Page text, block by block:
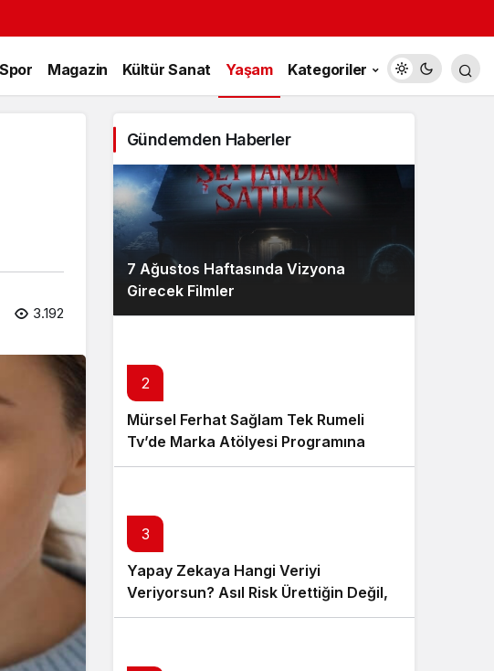
Spor Magazin Kültür Sanat Yaşam Kategoriler
3.192
Gündemden Haberler
7 Ağustos Haftasında Vizyona
Girecek Filmler
2
Mürsel Ferhat Sağlam Tek Rumeli
Tv’de Marka Atölyesi Programına
Konuk Oldu
3
Yapay Zekaya Hangi Veriyi
Veriyorsun? Asıl Risk Ürettiğin Değil,
Verdiğin Veride